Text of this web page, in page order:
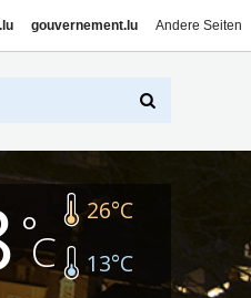
gouvernement.lu Andere Seiten
26°C
13°C